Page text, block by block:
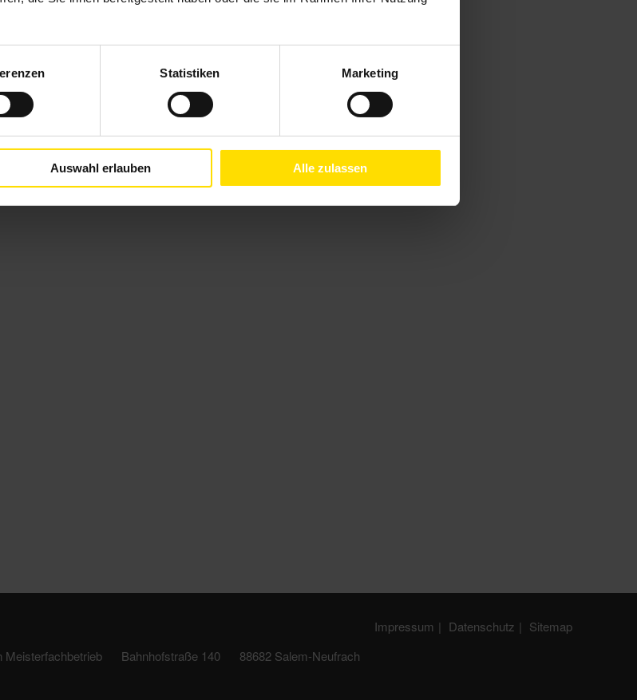
Statistiken Marketing
Auswahl erlauben Alle zulassen
Impressum Datenschutz
Sitemap
Meisterfachbetrieb
Bahnhofstraße 140 88682 Salem-Neufrach